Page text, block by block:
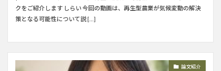
クをご紹介します しらい 今回の動画は、再生型農業が気候変動の解決
策となる可能性について説 […]
論文紹介